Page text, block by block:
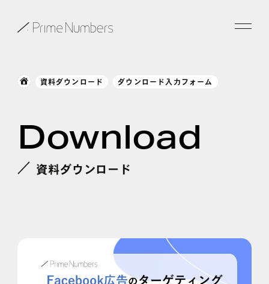
事例紹介
お役立ち情報
採用情報
資料ダウンロード ダウンロード入力フォーム
Download
資料ダウンロード